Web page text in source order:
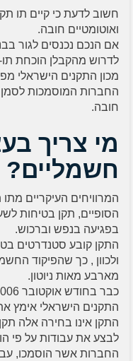
חשוב לדעת כי קיים תו
ואוטומטיים חובה.
אם הנכם נכנסים לגור
לדרוש מהקבלן הוכחת
מכון התקנים הישראלי
החברות המוסמכות לסמן
חובה.
מי צריך
חשמליים?
המרוויחים העיקריים
הסופיים, תקן בטיחות
בפגיעה בנפש וברכוש.
התקן קובע סטנדרטים
ולכוון , כך שהפיקוד
מארבע מאות ניוטון.
התקנים הישראלי אימץ
התקן אינו בחירה אלה
לבצע את עבודות על פי
החברות אשר הוסמכו,